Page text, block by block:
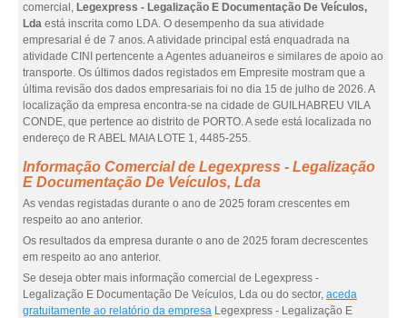
comercial, Legexpress - Legalização E Documentação De Veículos,
Lda está inscrita como LDA. O desempenho da sua atividade
empresarial é de 7 anos. A atividade principal está enquadrada na
atividade CINI pertencente a Agentes aduaneiros e similares de apoio ao
transporte. Os últimos dados registados em Empresite mostram que a
última revisão dos dados empresariais foi no dia 15 de julho de 2026. A
localização da empresa encontra-se na cidade de GUILHABREU VILA
CONDE, que pertence ao distrito de PORTO. A sede está localizada no
endereço de R ABEL MAIA LOTE 1, 4485-255.
Informação Comercial de Legexpress - Legalização
E Documentação De Veículos, Lda
As vendas registadas durante o ano de 2025 foram crescentes em
respeito ao ano anterior.
Os resultados da empresa durante o ano de 2025 foram decrescentes
em respeito ao ano anterior.
Se deseja obter mais informação comercial de Legexpress -
Legalização E Documentação De Veículos, Lda ou do sector, aceda
gratuitamente ao relatório da empresa Legexpress - Legalização E